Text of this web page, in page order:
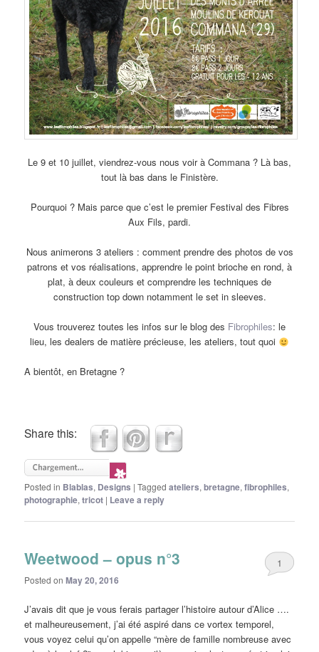
Le 9 et 10 juillet, viendrez-vous nous voir à Commana ? Là bas,
tout là bas dans le Finistère.
Pourquoi ? Mais parce que c’est le premier Festival des Fibres
Aux Fils, pardi.
Nous animerons 3 ateliers : comment prendre des photos de vos
patrons et vos réalisations, apprendre le point brioche en rond, à
plat, à deux couleurs et comprendre les techniques de
construction top down notamment le set in sleeves.
Vous trouverez toutes les infos sur le blog des Fibrophiles: le
lieu, les dealers de matière précieuse, les ateliers, tout quoi
A bientôt, en Bretagne ?
Share this:
Posted in Blablas, Designs |Tagged ateliers,bretagne,fibrophiles,
photographie,tricot | Leave a reply
Weetwood – opus n°3
Posted onMay 20, 2016
1
J’avais dit que je vous ferais partager l’histoire autour d’Alice ….
et malheureusement, j’ai été aspiré dans ce vortex temporel,
vous voyez celui qu’on appelle “mère de famille nombreuse avec